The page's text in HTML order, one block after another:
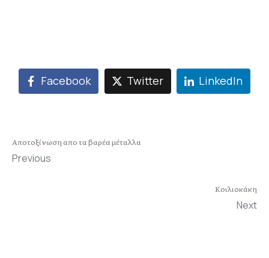
Facebook Twitter LinkedIn
Αποτοξίνωση απο τα βαρέα μέταλλα
Previous
Κοιλιοκάκη
Next